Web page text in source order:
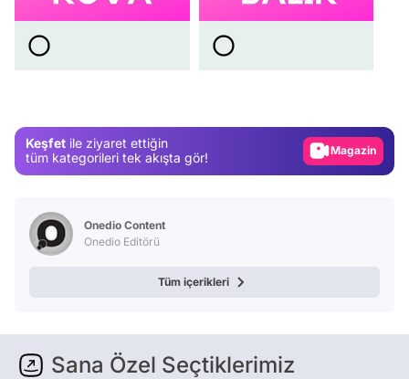
Keşfet ile ziyaret ettiğin
tüm kategorileri tek akışta gör!
Video
Onedio Content
Onedio Editörü
Tüm içerikleri
Sana Özel Seçtiklerimiz